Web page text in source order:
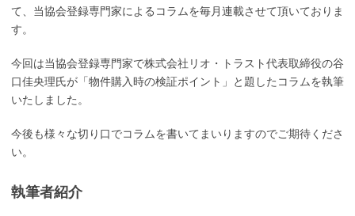
て、当協会登録専門家によるコラムを毎月連載させて頂いておりま
す。
今回は当協会登録専門家で株式会社リオ・トラスト代表取締役の谷
口佳央理氏が「物件購入時の検証ポイント」と題したコラムを執筆
いたしました。
今後も様々な切り口でコラムを書いてまいりますのでご期待くださ
い。
執筆者紹介